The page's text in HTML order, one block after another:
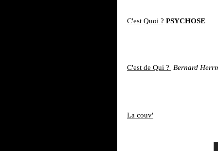
C'est Quoi ? PSYCHOSE
C'est de Qui ? Bernard
La couv'